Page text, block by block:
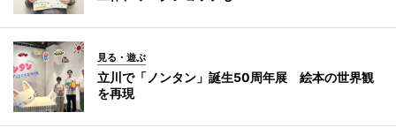
見る・遊ぶ
立川で「ノンタン」誕生50周年展 絵本の世界観
を再現